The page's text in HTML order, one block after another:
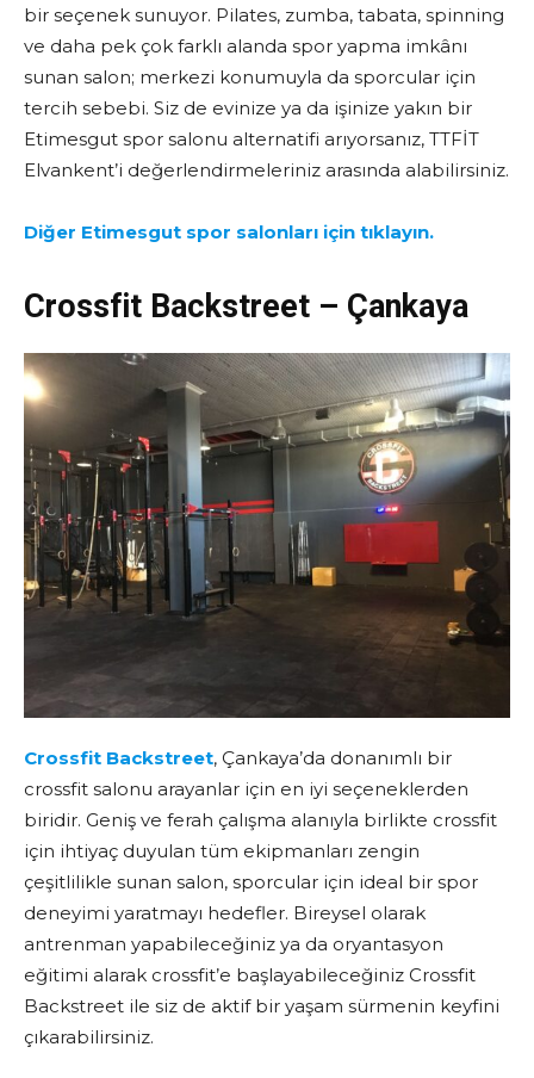
bir seçenek sunuyor. Pilates, zumba, tabata, spinning
ve daha pek çok farklı alanda spor yapma imkânı
sunan salon; merkezi konumuyla da sporcular için
tercih sebebi. Siz de evinize ya da işinize yakın bir
Etimesgut spor salonu alternatifi arıyorsanız, TTFİT
Elvankent’i değerlendirmeleriniz arasında alabilirsiniz.
Diğer Etimesgut spor salonları için tıklayın.
Crossfit Backstreet – Çankaya
Crossfit Backstreet, Çankaya’da donanımlı bir
crossfit salonu arayanlar için en iyi seçeneklerden
biridir. Geniş ve ferah çalışma alanıyla birlikte crossfit
için ihtiyaç duyulan tüm ekipmanları zengin
çeşitlilikle sunan salon, sporcular için ideal bir spor
deneyimi yaratmayı hedefler. Bireysel olarak
antrenman yapabileceğiniz ya da oryantasyon
eğitimi alarak crossfit’e başlayabileceğiniz Crossfit
Backstreet ile siz de aktif bir yaşam sürmenin keyfini
çıkarabilirsiniz.